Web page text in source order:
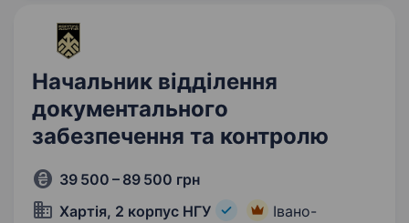
які…
Начальник відділення
документального
забезпечення та контролю
39 500 – 89 500 грн
Хартія, 2 корпус НГУ
Івано-